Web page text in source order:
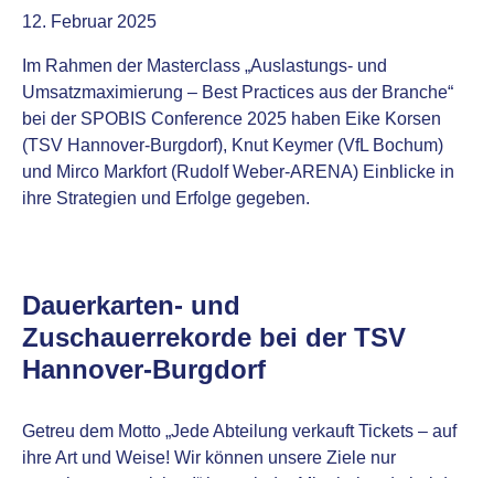
12. Februar 2025
Im Rahmen der Masterclass „Auslastungs- und
Umsatzmaximierung – Best Practices aus der Branche“
bei der SPOBIS Conference 2025 haben Eike Korsen
(TSV Hannover-Burgdorf), Knut Keymer (VfL Bochum)
und Mirco Markfort (Rudolf Weber-ARENA) Einblicke in
ihre Strategien und Erfolge gegeben.
Dauerkarten- und
Zuschauerrekorde bei der TSV
Hannover-Burgdorf
Getreu dem Motto „Jede Abteilung verkauft Tickets – auf
ihre Art und Weise! Wir können unsere Ziele nur